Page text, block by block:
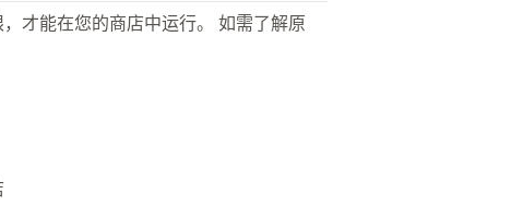
才能在您的商店中运行。 如需了解原